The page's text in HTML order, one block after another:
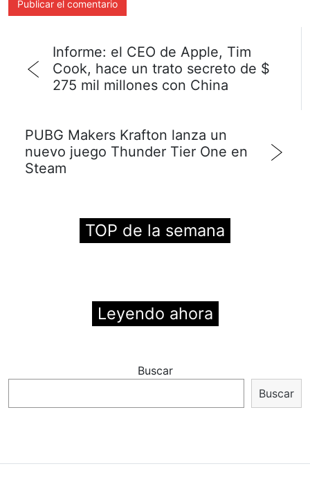
Informe: el CEO de Apple, Tim
Cook, hace un trato secreto de $
275 mil millones con China
PUBG Makers Krafton lanza un
nuevo juego Thunder Tier One en
Steam
TOP de la semana
Leyendo ahora
Buscar
Buscar